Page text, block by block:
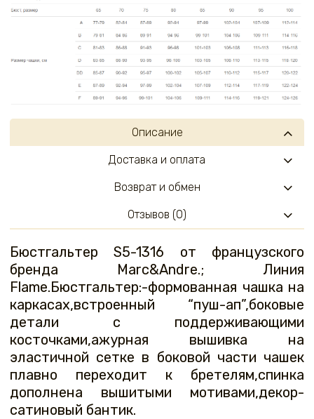
Описание
Бюстгальтер S5-1316 от французского
бренда Marc&Andre.; Линия
Flame.Бюстгальтер:-формованная чашка на
каркасах,встроенный “пуш-ап”,боковые
детали с поддерживающими
косточками,ажурная вышивка на
эластичной сетке в боковой части чашек
плавно переходит к бретелям,спинка
дополнена вышитыми мотивами,декор-
сатиновый бантик.
Доставка и оплата
Возврат и обмен
Отзывов (0)